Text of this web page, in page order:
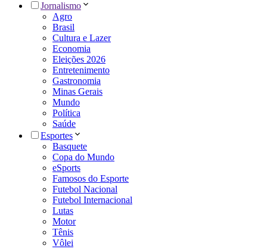
Jornalismo
Agro
Brasil
Cultura e Lazer
Economia
Eleições 2026
Entretenimento
Gastronomia
Minas Gerais
Mundo
Política
Saúde
Esportes
Basquete
Copa do Mundo
eSports
Famosos do Esporte
Futebol Nacional
Futebol Internacional
Lutas
Motor
Tênis
Vôlei